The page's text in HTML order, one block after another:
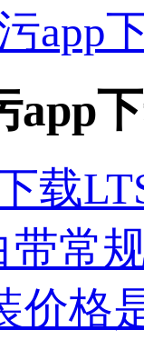
app
app